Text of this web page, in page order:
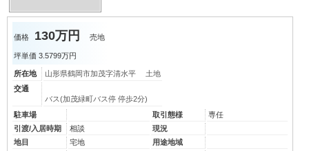
価格 130万円 売地
坪単価 3.5799万円
所在地
山形県鶴岡市加茂字清水平 土地
交通
バス(加茂緑町バス停 停歩2分)
駐車場
取引態様
専任
引渡/入居時期
相談
現況
地目
宅地
用途地域